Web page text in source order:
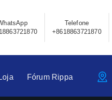
Telefone
+8618863721870
Loja Fórum Rippa